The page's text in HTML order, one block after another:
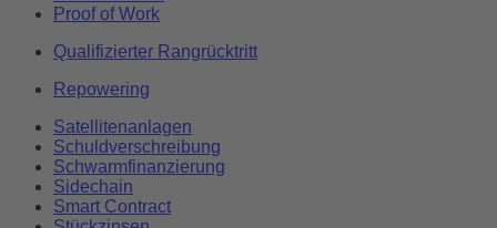
Proof of Work
Qualifizierter Rangrücktritt
Repowering
Satellitenanlagen
Schuldverschreibung
Schwarmfinanzierung
Sidechain
Smart Contract